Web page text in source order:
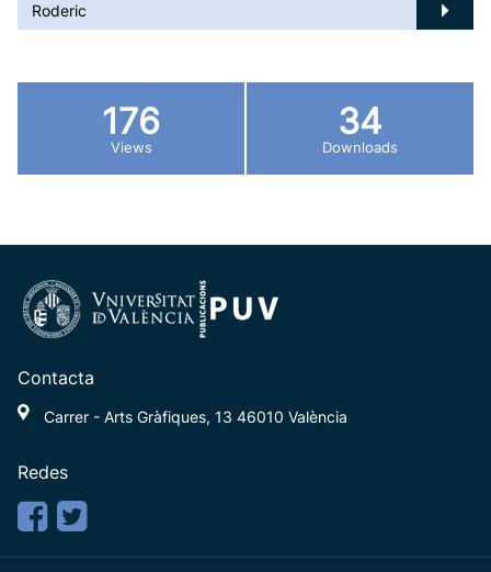
Roderic
176
Views
34
Downloads
Contacta
Carrer - Arts Gràfiques, 13 46010 València
Redes